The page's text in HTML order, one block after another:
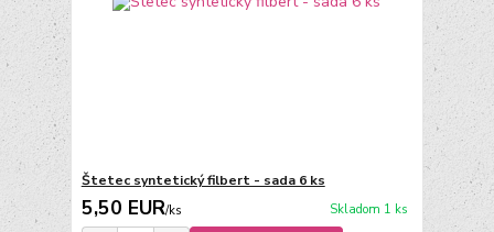
Štetec syntetický filbert - sada 6 ks
5,50 EUR/ks Skladom 1 ks